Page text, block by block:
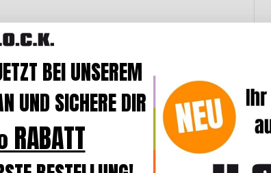
BEI UNSEREM
UND SICHERE DIR